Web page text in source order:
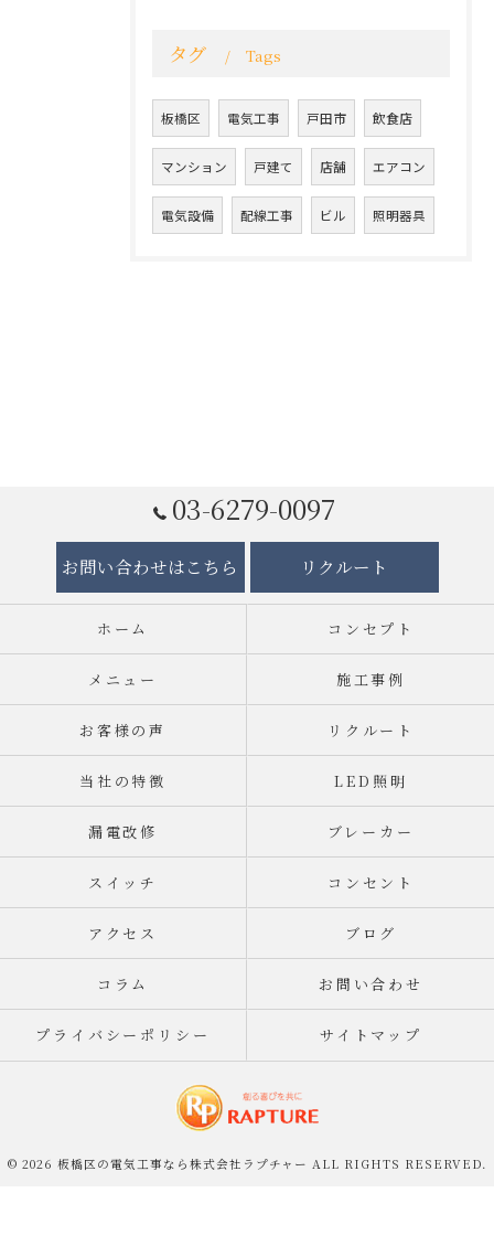
タグ Tags
板橋区 電気工事 戸田市 飲食店
マンション 戸建て 店舗 エアコン
電気設備 配線工事 ビル 照明器具
03-6279-0097
お問い合わせはこちら リクルート
ホーム コンセプト
メニュー 施工事例
お客様の声 リクルート
当社の特徴 LED照明
漏電改修 ブレーカー
スイッチ コンセント
アクセス ブログ
コラム お問い合わせ
プライバシーポリシー サイトマップ
© 2026 板橋区の電気工事なら株式会社ラプチャー ALL RIGHTS RESERVED.